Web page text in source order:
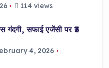
114 views
सफाई एजेंसी पर ₹3
4, 2026